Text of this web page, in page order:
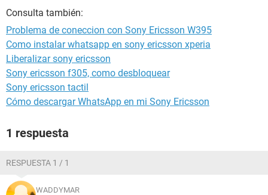
Consulta también:
Problema de coneccion con Sony Ericsson W395
Como instalar whatsapp en sony ericsson xperia
Liberalizar sony ericsson
Sony ericsson f305, como desbloquear
Sony ericsson tactil
Cómo descargar WhatsApp en mi Sony Ericsson
1 respuesta
RESPUESTA 1 / 1
WADDYMAR